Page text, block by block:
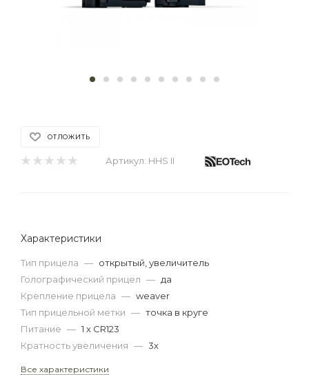
ОТЛОЖИТЬ
Артикул: HHS II
Характеристики
Тип прицела — открытый, увеличитель
Голографический прицел — да
Крепление прицела — weaver
Тип прицельной метки — точка в круге
Питание — 1 x CR123
Кратность увеличения — 3x
Все характеристики